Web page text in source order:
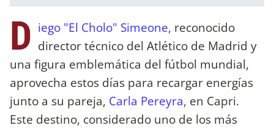
D iego "El Cholo" Simeone, reconocido
director técnico del Atlético de Madrid y
una figura emblemática del fútbol mundial,
aprovecha estos días para recargar energías
junto a su pareja, Carla Pereyra, en Capri.
Este destino, considerado uno de los más